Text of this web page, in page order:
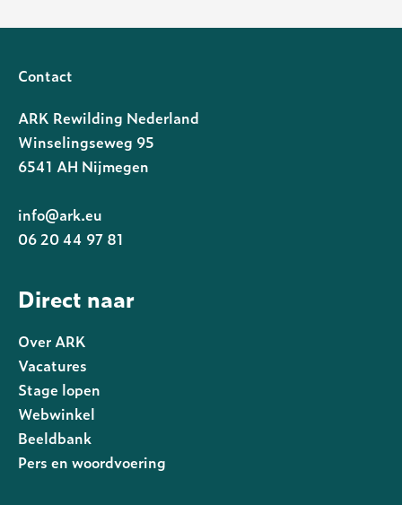
Contact
ARK Rewilding Nederland
Winselingseweg 95
6541 AH Nijmegen
info@ark.eu
06 20 44 97 81
Direct naar
Over ARK
Vacatures
Stage lopen
Webwinkel
Beeldbank
Pers en woordvoering